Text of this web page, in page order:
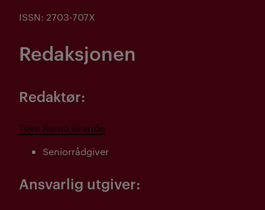
ISSN: 2703-707X
Redaksjonen
Redaktør:
Tove Rømo Grande
Seniorrådgiver
Ansvarlig utgiver: